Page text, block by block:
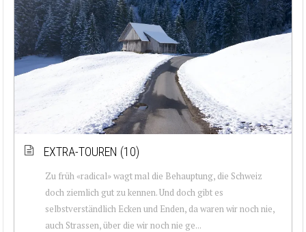
EXTRA-TOUREN (10)
Zu früh «radical» wagt mal die Behauptung, die Schweiz
doch ziemlich gut zu kennen. Und doch gibt es
selbstverständlich Ecken und Enden, da waren wir noch nie,
auch Strassen, über die wir noch nie ge...